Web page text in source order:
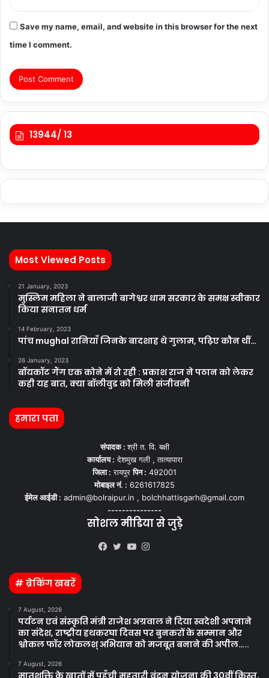
Save my name, email, and website in this browser for the next
time I comment.
13944/ 13
Most Viewed Posts
21 January, 2023
मुस्लिम महिला ने बालाजी बागेश्वर धाम सरकार के समक्ष स्वीकार
किया सनातन धर्म
14 February, 2023
पांच mughal रानियाँ जिनके बादशाह थे गुलाम, पढ़िए कौन थीं…
26 January, 2023
बॉयकॉट गैंग एक कोने में रो रही : प्रकाश राज ने पठान को लेकर
कही यह बात, क्या बॉलीवुड को मिली संजीवनी
हमारा पता
संपादक :श्री त. वि. बक्षी
कार्यालय : देशमुख गली , तात्यापारा
जिला : रायपुरपिन : 492001
मोबाइल नं. : 6261617825
ईमेल आईडी : admin@bolraipur.in , bolchhattisgarh@gmail.com
---------------
सोशल मीडिया से जुड़े
# ब्रेकिंग खबरें
7 August, 2026
पर्यटन एवं संस्कृति मंत्री राजेश अग्रवाल ने दिया स्वदेशी अपनाने
का संदेश, राष्ट्रीय हथकरघा दिवस पर बुनकरों के सम्मान और
श्वोकल फॉर लोकलश् अभियान को मजबूत बनाने की अपील…..
7 August, 2026
मातृशक्ति के खातों में पहुँची महतारी वंदन योजना की 30वीं किस्त,